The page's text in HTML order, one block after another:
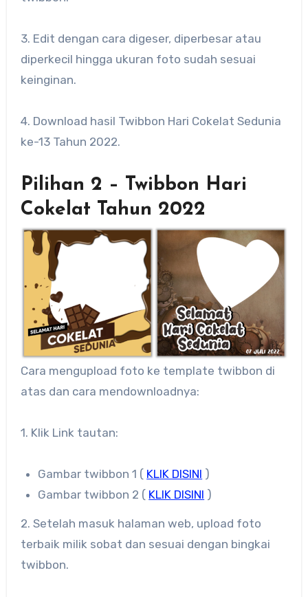
3. Edit dengan cara digeser, diperbesar atau
diperkecil hingga ukuran foto sudah sesuai
keinginan.
4. Download hasil Twibbon Hari Cokelat Sedunia
ke-13 Tahun 2022.
Pilihan 2 – Twibbon Hari
Cokelat Tahun 2022
Cara mengupload foto ke template twibbon di
atas dan cara mendownloadnya:
1. Klik Link tautan:
Gambar twibbon 1 ( KLIK DISINI )
Gambar twibbon 2 ( KLIK DISINI )
2. Setelah masuk halaman web, upload foto
terbaik milik sobat dan sesuai dengan bingkai
twibbon.